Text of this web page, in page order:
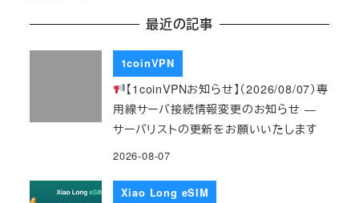
最近の記事
1coinVPN
【1coinVPNお知らせ】（2026/08/07）専
用線サーバ接続情報変更のお知らせ ―
サーバリストの更新をお願いいたします
2026-08-07
Xiao Long eSIM